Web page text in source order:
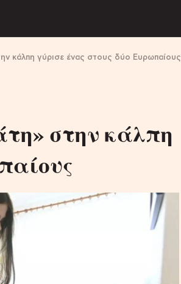
κάλπη γύρισε ένας στους δύο Ευρωπαίους
στην κάλπη